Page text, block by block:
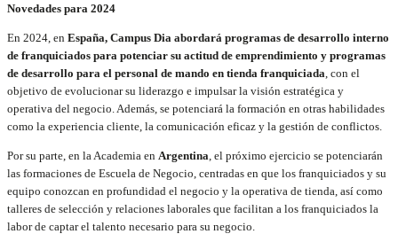
Novedades para 2024
En 2024, en España, Campus Dia abordará programas de desarrollo interno
de franquiciados para potenciar su actitud de emprendimiento y programas
de desarrollo para el personal de mando en tienda franquiciada , con el
objetivo de evolucionar su liderazgo e impulsar la visión estratégica y
operativa del negocio. Además, se potenciará la formación en otras habilidades
como la experiencia cliente, la comunicación eficaz y la gestión de conflictos.
Por su parte, en la Academia en Argentina , el próximo ejercicio se potenciarán
las formaciones de Escuela de Negocio, centradas en que los franquiciados y su
equipo conozcan en profundidad el negocio y la operativa de tienda, así como
talleres de selección y relaciones laborales que facilitan a los franquiciados la
labor de captar el talento necesario para su negocio.